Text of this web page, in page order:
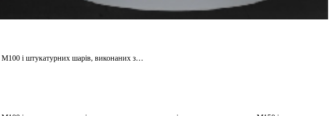
М100 і штукатурних шарів, виконаних з…